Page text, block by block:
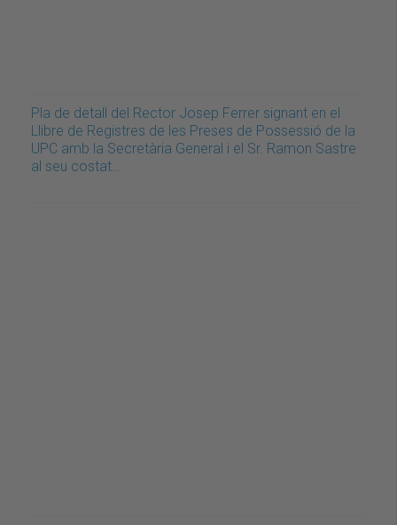
Pla de detall del Rector Josep Ferrer signant en el
Llibre de Registres de les Preses de Possessió de la
UPC amb la Secretària General i el Sr. Ramon Sastre
al seu costat…